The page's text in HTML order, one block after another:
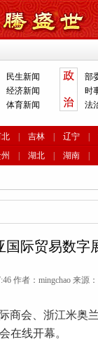
民生新闻
经济新闻
体育新闻
部
时
法
吉林 辽宁
湖北 湖南
际贸易数字
作者：mingchao 来源
商会、浙江米奥
线开幕。